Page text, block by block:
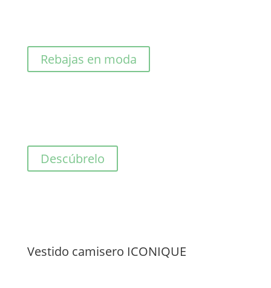
81,00€.40,50€.
Rebajas en moda
Descúbrelo
Vestido camisero ICONIQUE